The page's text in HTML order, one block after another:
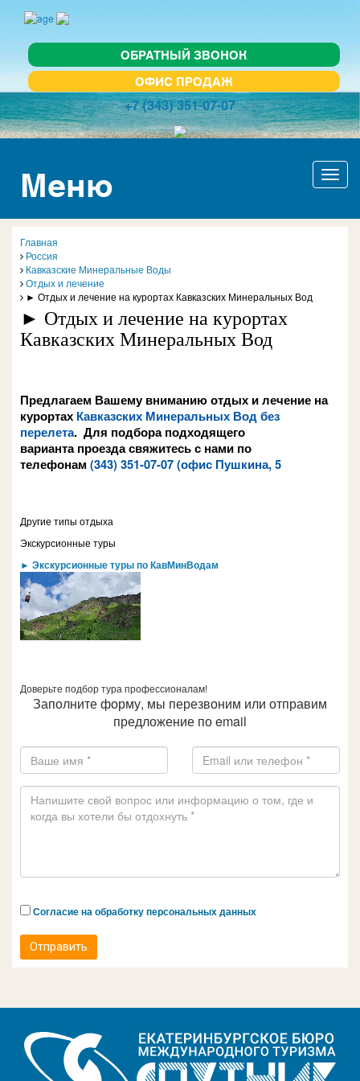
ОБРАТНЫЙ ЗВОНОК
ОФИС ПРОДАЖ
+7 (343) 351-07-07
Меню
Главная
Россия
Кавказские Минеральные Воды
Отдых и лечение
► Отдых и лечение на курортах Кавказских Минеральных Вод
► Отдых и лечение на курортах
Кавказских Минеральных Вод
Предлагаем Вашему вниманию отдых и лечение на
курортах Кавказских Минеральных Водбез
перелета. Для подбора подходящего
варианта проезда свяжитесь с нами по
телефонам (343) 351-07-07(офис Пушкина, 5
Другие типы отдыха
Экскурсионные туры
► Экскурсионные туры по КавМинВодам
Доверьте подбор тура профессионалам!
Заполните форму, мы перезвоним или отправим
предложение по email
Согласие на обработку персональных данных
Отправить